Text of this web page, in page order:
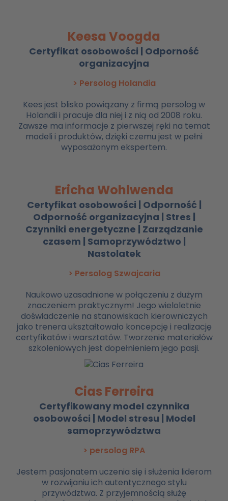
Keesa Voogda
Certyfikat osobowości | Odporność
organizacyjna
> Persolog Holandia
Kees jest blisko powiązany z firmą persolog w
Holandii i pracuje dla niej i z nią od 2008 roku.
Zawsze ma informacje z pierwszej ręki na temat
modeli i produktów, dzięki czemu jest w pełni
wyposażonym ekspertem.
Ericha Wohlwenda
Certyfikat osobowości | Odporność |
Odporność organizacyjna | Stres |
Czynniki energetyczne | Zarządzanie
czasem | Samoprzywództwo |
Nastolatek
> Persolog Szwajcaria
Naukowo uzasadnione w połączeniu z dużym
znaczeniem praktycznym! Jego wieloletnie
doświadczenie na stanowiskach kierowniczych
jako trenera ukształtowało koncepcję i realizację
certyfikatów i warsztatów. Tworzenie materiałów
szkoleniowych jest dopełnieniem jego pasji.
Cias Ferreira
Certyfikowany model czynnika
osobowości | Model stresu | Model
samoprzywództwa
> persolog RPA
Jestem pasjonatem uczenia się i służenia liderom
w rozwijaniu ich autentycznego stylu
przywództwa. Z przyjemnością służę